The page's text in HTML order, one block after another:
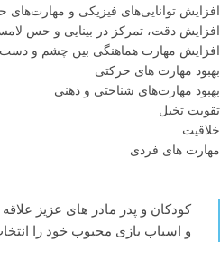
افزایش توانایی‌های فیزیکی و مهارت‌های
افزایش دقت، تمرکز در بینایی و حس
افزایش مهارت هماهنگی بین چشم و دست
بهبود مهارت های حرکتی
بهبود مهارت‌های شناختی و ذهنی
تقویت تخیل
خلاقیت
مهارت های فردی
کودکان و پدر مادر های عزیز علاقه
و اسباب بازی محبوب خود را